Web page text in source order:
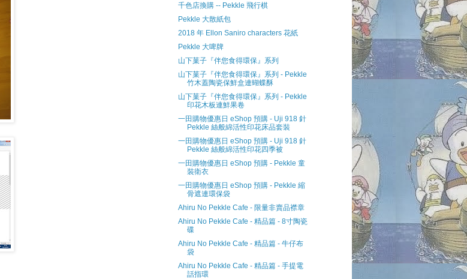
千色店換購 -- Pekkle 飛行棋
Pekkle 大散紙包
2018 年 Ellon Saniro characters 花紙
Pekkle 大啤牌
山下菓子『伴您食得環保』系列
山下菓子『伴您食得環保』系列 - Pekkle
竹木蓋陶瓷保鮮盒連蝴蝶酥
山下菓子『伴您食得環保』系列 - Pekkle
印花木板連鮮果卷
一田購物優惠日 eShop 預購 - Uji 918 針
Pekkle 絲般綿活性印花床品套裝
一田購物優惠日 eShop 預購 - Uji 918 針
Pekkle 絲般綿活性印花四季被
一田購物優惠日 eShop 預購 - Pekkle 童
裝衛衣
一田購物優惠日 eShop 預購 - Pekkle 縮
骨遮連環保袋
Ahiru No Pekkle Cafe - 限量非賣品襟章
Ahiru No Pekkle Cafe - 精品篇 - 8寸陶瓷
碟
Ahiru No Pekkle Cafe - 精品篇 - 牛仔布
袋
Ahiru No Pekkle Cafe - 精品篇 - 手提電
話指環